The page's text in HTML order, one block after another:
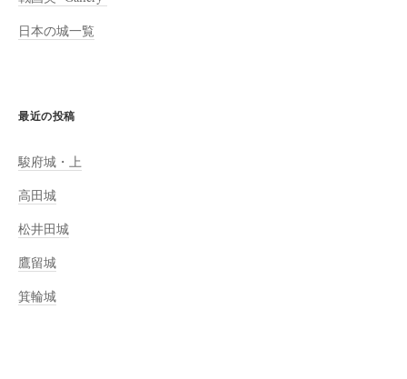
日本の城一覧
最近の投稿
駿府城・上
高田城
松井田城
鷹留城
箕輪城